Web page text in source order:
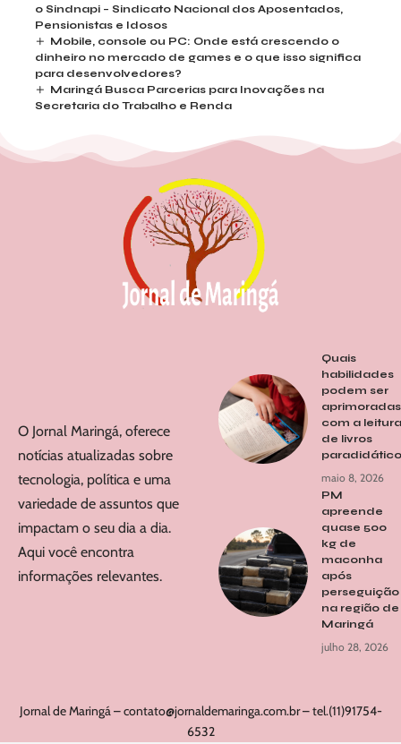
o Sindnapi – Sindicato Nacional dos Aposentados,
Pensionistas e Idosos
Mobile, console ou PC: Onde está crescendo o
dinheiro no mercado de games e o que isso significa
para desenvolvedores?
Maringá Busca Parcerias para Inovações na
Secretaria do Trabalho e Renda
O Jornal Maringá, oferece
notícias atualizadas sobre
tecnologia, política e uma
variedade de assuntos que
impactam o seu dia a dia.
Aqui você encontra
informações relevantes.
Quais
habilidades
podem ser
aprimoradas
com a leitura
de livros
maio 8, 2026
PM
apreende
quase 500
kg de
maconha
após
perseguição
na região de
Maringá
julho 28, 2026
Jornal de Maringá –contato@jornaldemaringa.com.br– tel.(11)91754-
6532